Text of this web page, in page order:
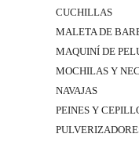
CUCHILLAS
MALETA DE
MAQUINÍ DE
MOCHILAS Y
NAVAJAS
PEINES Y